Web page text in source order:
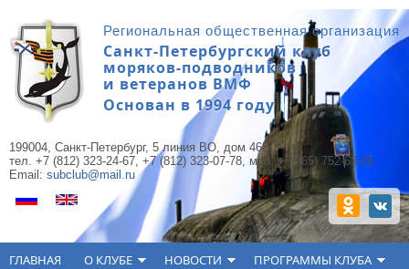
Региональная общественная организация
Санкт-Петербургский клуб
моряков-подводников
и ветеранов ВМФ
Основан в 1994 году
199004, Санкт-Петербург, 5 линия ВО, дом 46Б,
тел. +7 (812) 323-24-67, +7 (812) 323-07-78, моб. +7(965) 752-63-25.
Email: subclub@mail.ru
ГЛАВНАЯ О КЛУБЕ НОВОСТИ ПРОГРАММЫ КЛУБА